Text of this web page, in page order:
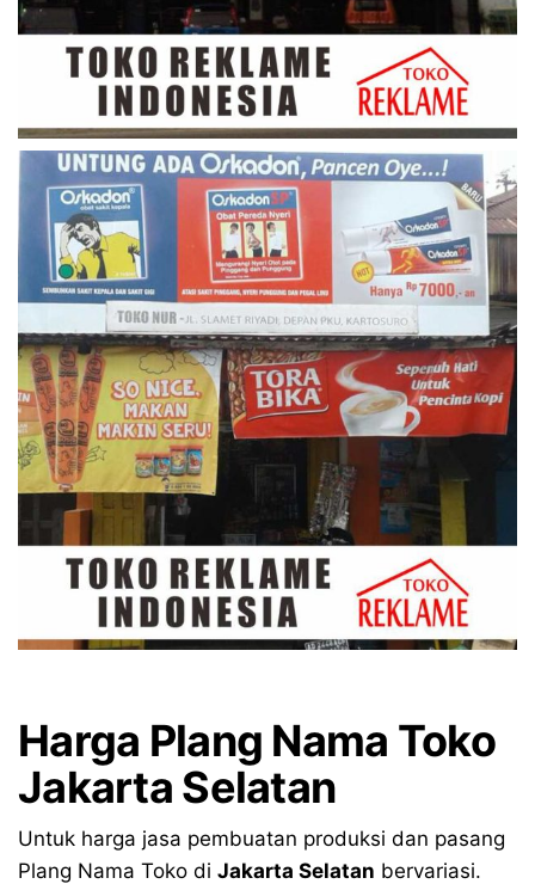
Harga Plang Nama Toko
Jakarta Selatan
Untuk harga jasa pembuatan produksi dan pasang
Plang Nama Toko di Jakarta Selatan bervariasi.